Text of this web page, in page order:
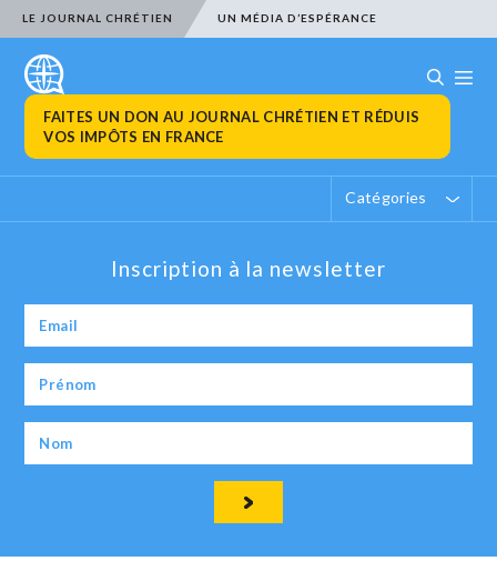
LE JOURNAL CHRÉTIEN UN MÉDIA D’ESPÉRANCE
FAITES UN DON AU JOURNAL CHRÉTIEN ET RÉDUIS
VOS IMPÔTS EN FRANCE
Catégories
Inscription à la newsletter